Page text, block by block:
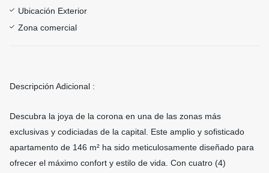
Ubicación Exterior
Zona comercial
Descripción Adicional :
Descubra la joya de la corona en una de las zonas más
exclusivas y codiciadas de la capital. Este amplio y sofisticado
apartamento de 146 m² ha sido meticulosamente diseñado para
ofrecer el máximo confort y estilo de vida. Con cuatro (4)